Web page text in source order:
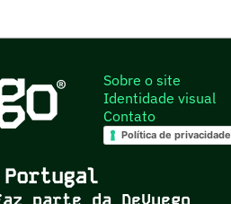
Sobre o site
Identidade visual
Contato
Política de privacidade
Portugal